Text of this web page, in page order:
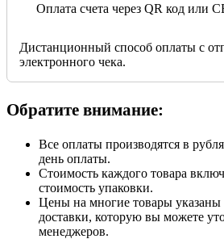
Оплата счета через QR код или
Дистанционный способ оплаты с
электронного чека.
Обратите внимание:
Все оплаты производятся в
день оплаты.
Стоимость каждого товара
стоимость упаковки.
Цены на многие товары указаны
доставки, которую вы можете
менеджеров.